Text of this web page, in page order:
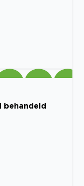
behandeld